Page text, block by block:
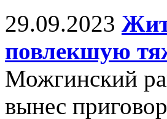
29.09.2023
повлекшую
Можгинский
вынес